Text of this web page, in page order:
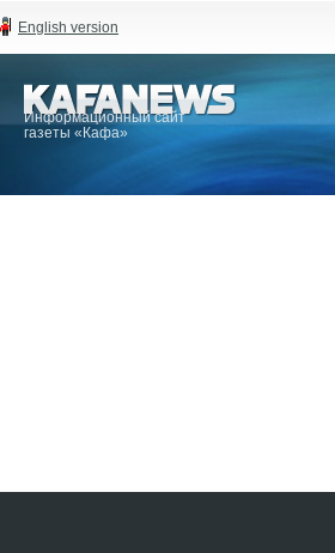
English version
Информационный сайт
газеты «Кафа»